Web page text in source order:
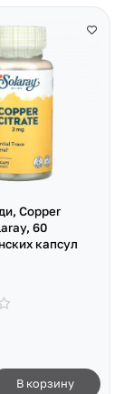
Copper
60
капсул
В корзину